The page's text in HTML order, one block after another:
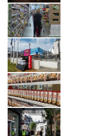
מזג האוויר
D&B
עם גיא פינס